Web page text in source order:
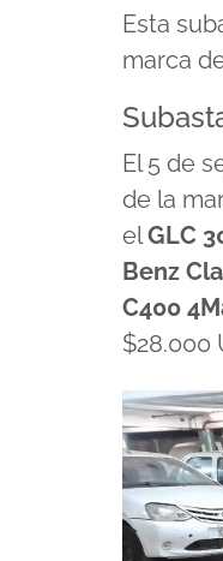
Esta
marca
El 5 de
de la
elGLC
Benz
C400
$28.000